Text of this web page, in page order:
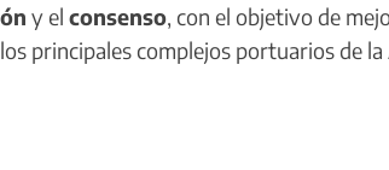
y el consenso, con el objetivo de
principales complejos portuarios de